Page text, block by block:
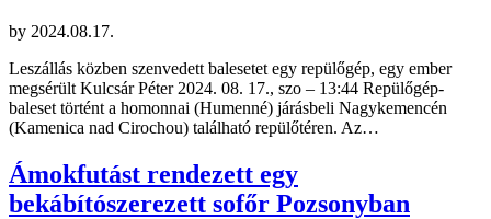
by 2024.08.17.
Leszállás közben szenvedett balesetet egy repülőgép, egy ember
megsérült Kulcsár Péter 2024. 08. 17., szo – 13:44 Repülőgép-
baleset történt a homonnai (Humenné) járásbeli Nagykemencén
(Kamenica nad Cirochou) található repülőtéren. Az…
Ámokfutást rendezett egy
bekábítószerezett sofőr Pozsonyban